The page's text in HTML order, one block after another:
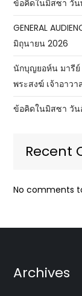
ข้อคิดในมิสซา วัน
GENERAL
มิถุนายน 2026
นักบุญยอห์น มารีย์
พระสงฆ์ เจ้าอาว
ข้อคิดในมิสซา วัน
Recent
No comments
Archives